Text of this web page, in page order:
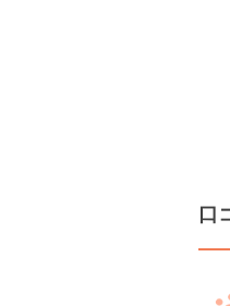
口